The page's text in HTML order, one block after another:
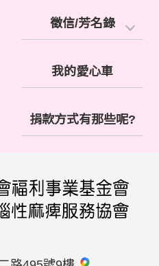
徵信/芳名錄
我的愛心車
捐款方式有那些呢?